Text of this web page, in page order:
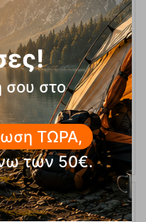
Μπουφάν Kilpi
89,90 €
σου στο
ΤΩΡΑ,
των 50€.